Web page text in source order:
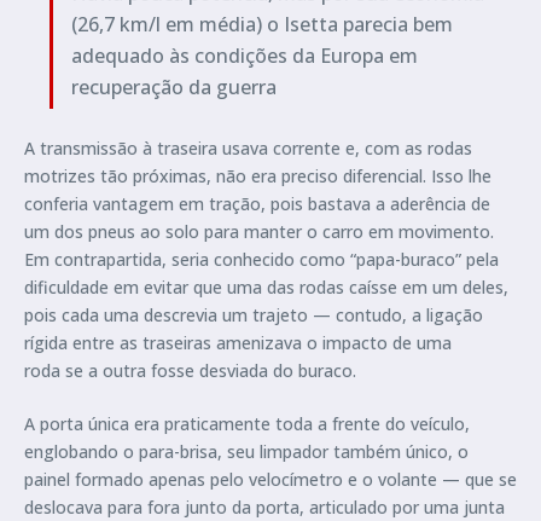
(26,7 km/l em média) o Isetta parecia bem
adequado às condições da Europa em
recuperação da guerra
A transmissão à traseira usava corrente e, com as rodas
motrizes tão próximas, não era preciso diferencial. Isso lhe
conferia vantagem em tração, pois bastava a aderência de
um dos pneus ao solo para manter o carro em movimento.
Em contrapartida, seria conhecido como “papa-buraco” pela
dificuldade em evitar que uma das rodas caísse em um deles,
pois cada uma descrevia um trajeto — contudo, a ligação
rígida entre as traseiras amenizava o impacto de uma
roda se a outra fosse desviada do buraco.
A porta única era praticamente toda a frente do veículo,
englobando o para-brisa, seu limpador também único, o
painel formado apenas pelo velocímetro e o volante — que se
deslocava para fora junto da porta, articulado por uma junta